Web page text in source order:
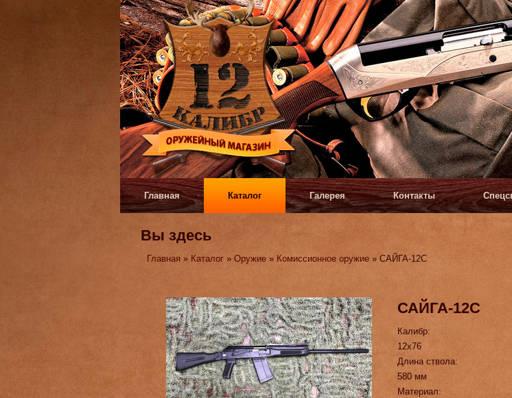
Главная Каталог Галерея Контакты
Вы здесь
Главная » Каталог »Оружие » Комиссионное оружие » САЙГА-12С
САЙГА-12С
Калибр:
12х76
Длина ствола:
580 мм
Материал: